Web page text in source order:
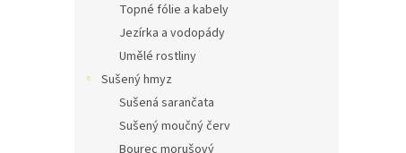
Topné fólie a kabely
Jezírka a vodopády
Umělé rostliny
Sušený hmyz
Sušená sarančata
Sušený moučný červ